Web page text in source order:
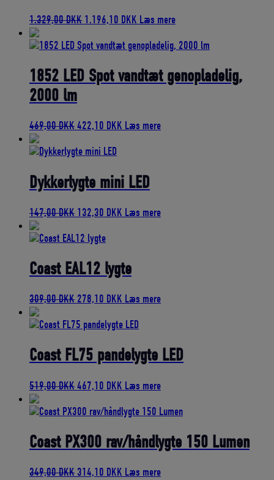
1.329,00DKK Den
pris
1.329,00 DKK.
1.196,10 DKK Den
pris
1.196,10 DKK.
Læs mere
1852 LED Spot vandtæt genopladelig,
2000 lm
469,00DKKDen
pris
469,00 DKK.
422,10 DKK Den
422,10 DKK.
Læs mere
Dykkerlygte mini LED
147,00DKK Den
pris
147,00 DKK.
132,30 DKK Den
132,30 DKK.
Læs mere
Coast EAL12 lygte
309,00DKK Den
pris
309,00 DKK.
278,10 DKK Den
pris
278,10 DKK.
Læs mere
Coast FL75 pandelygte LED
519,00DKKDen
pris
519,00 DKK.
467,10 DKK Den
pris
467,10 DKK.
Læs mere
Coast PX300 rav/håndlygte 150 Lumen
349,00DKK Den
314,10 DKK Den
Læs mere